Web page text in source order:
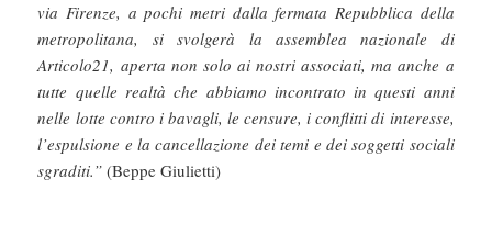
via Firenze, a pochi metri dalla fermata Repubblica della
metropolitana, si svolgerà la assemblea nazionale di
Articolo21, aperta non solo ai nostri associati, ma anche a
tutte quelle realtà che abbiamo incontrato in questi anni
nelle lotte contro i bavagli, le censure, i conflitti di interesse,
l’espulsione e la cancellazione dei temi e dei soggetti sociali
sgraditi.”(Beppe Giulietti)